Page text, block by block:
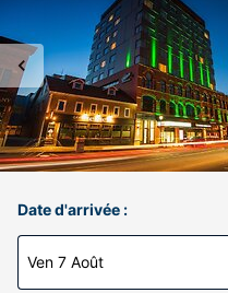
Date d'arrivée :
Ven 7 Août